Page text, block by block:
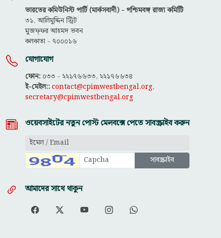
ভারতের কমিউনিস্ট পার্টি (মার্কসবাদী) - পশ্চিমবঙ্গ রাজ্য কমিটিি
৩১, আলিমুদ্দিন স্ট্রিট
মুজফ্ফ‌র আহমদ ভবন
কলকাতা - ৭০০০১৬
যোগাযোগ
ফোন: ০৩৩ - ২২১৭৬৬৩৩, ২২১৭৬৬৩৪
ই-মেইল::contact@cpimwestbengal.org,
secretary@cpimwestbengal.org
ওয়েবসাইটের নতুন পোস্ট মেলবক্সে পেতে সাবস্ক্রাইব করুন
আমাদের সাথে থাকুন